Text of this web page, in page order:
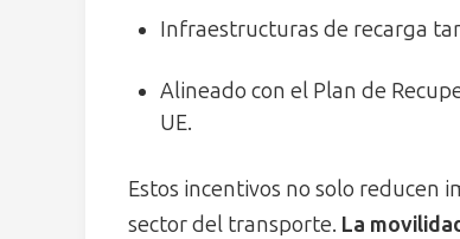
Infraestructuras de recarga
Alineado con el Plan de
UE.
Estos incentivos no solo reducen
sector del transporte. La